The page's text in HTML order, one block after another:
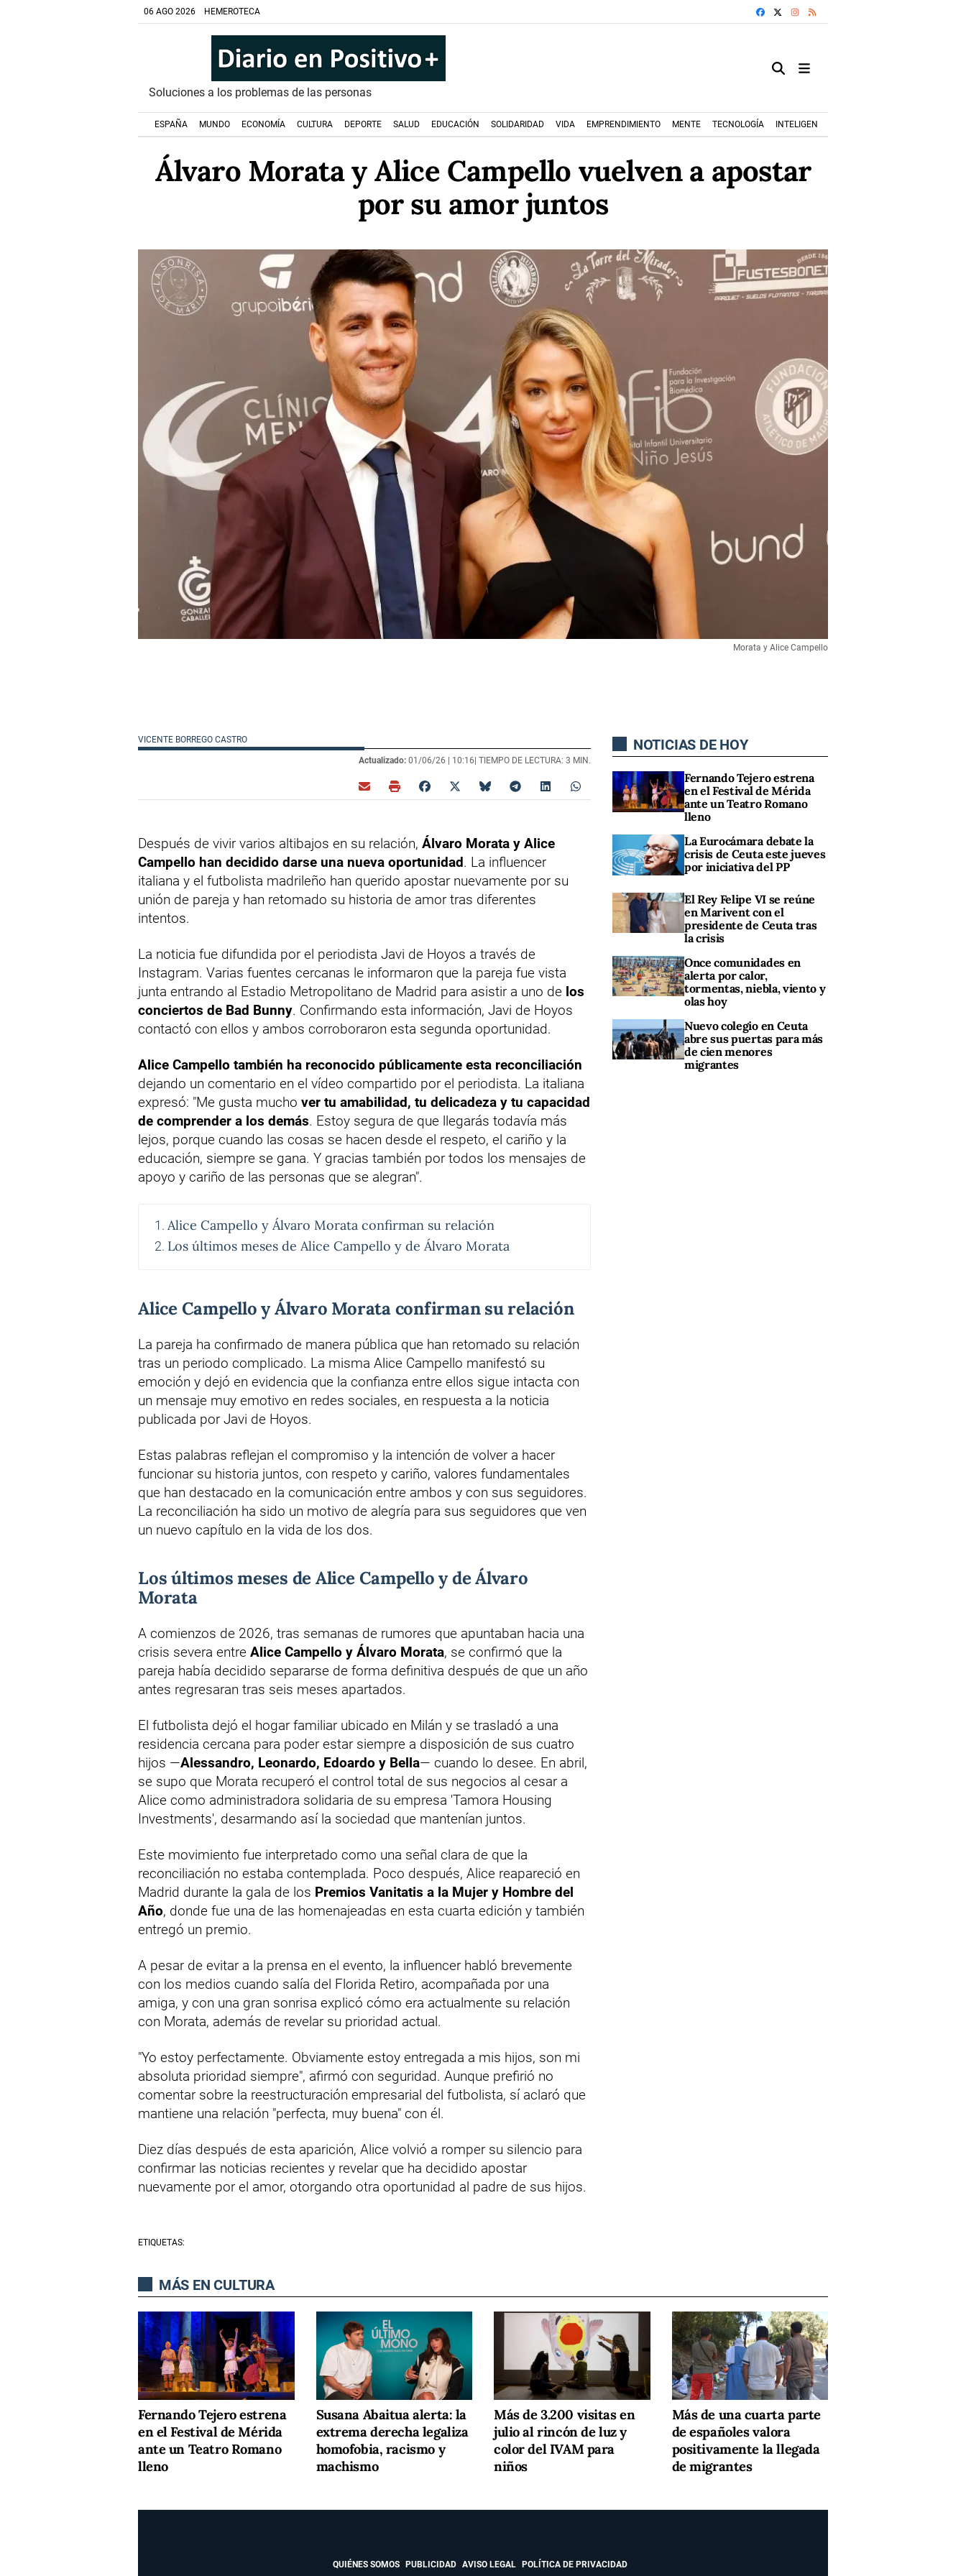
06 AGO 2026 HEMEROTECA FACEBOOKINSTAGRAM
Soluciones a los problemas de las personas
ESPAÑA MUNDO ECONOMÍA CULTURA DEPORTE SALUD EDUCACIÓN SOLIDARIDAD VIDA EMPRENDIMIENTO MENTE TECNOLOGÍA INTELIGENCIA ARTIFICIAL
Álvaro Morata y Alice Campello vuelven a apostar
por su amor juntos
Morata y Alice Campello
VICENTE BORREGO CASTRO
Actualizado: 01/06/26 | 10:16 | TIEMPO DE LECTURA: 3 MIN.
Después de vivir varios altibajos en su relación, Álvaro Morata y Alice
Campello han decidido darse una nueva oportunidad. La influencer
italiana y el futbolista madrileño han querido apostar nuevamente por su
unión de pareja y han retomado su historia de amor tras diferentes
intentos.
La noticia fue difundida por el periodista Javi de Hoyos a través de
Instagram. Varias fuentes cercanas le informaron que la pareja fue vista
junta entrando al Estadio Metropolitano de Madrid para asistir a uno de los
conciertos de Bad Bunny. Confirmando esta información, Javi de Hoyos
contactó con ellos y ambos corroboraron esta segunda oportunidad.
Alice Campello también ha reconocido públicamente esta reconciliación
dejando un comentario en el vídeo compartido por el periodista. La italiana
expresó: "Me gusta mucho ver tu amabilidad, tu delicadeza y tu capacidad
de comprender a los demás. Estoy segura de que llegarás todavía más
lejos, porque cuando las cosas se hacen desde el respeto, el cariño y la
educación, siempre se gana. Y gracias también por todos los mensajes de
apoyo y cariño de las personas que se alegran".
Alice Campello y Álvaro Morata confirman su relación
Los últimos meses de Alice Campello y de Álvaro Morata
Alice Campello y Álvaro Morata confirman su relación
La pareja ha confirmado de manera pública que han retomado su relación
tras un periodo complicado. La misma Alice Campello manifestó su
emoción y dejó en evidencia que la confianza entre ellos sigue intacta con
un mensaje muy emotivo en redes sociales, en respuesta a la noticia
publicada por Javi de Hoyos.
Estas palabras reflejan el compromiso y la intención de volver a hacer
funcionar su historia juntos, con respeto y cariño, valores fundamentales
que han destacado en la comunicación entre ambos y con sus seguidores.
La reconciliación ha sido un motivo de alegría para sus seguidores que ven
un nuevo capítulo en la vida de los dos.
Los últimos meses de Alice Campello y de Álvaro
Morata
A comienzos de 2026, tras semanas de rumores que apuntaban hacia una
crisis severa entre Alice Campello y Álvaro Morata, se confirmó que la
pareja había decidido separarse de forma definitiva después de que un año
antes regresaran tras seis meses apartados.
El futbolista dejó el hogar familiar ubicado en Milán y se trasladó a una
residencia cercana para poder estar siempre a disposición de sus cuatro
hijos —Alessandro, Leonardo, Edoardo y Bella— cuando lo desee. En abril,
se supo que Morata recuperó el control total de sus negocios al cesar a
Alice como administradora solidaria de su empresa 'Tamora Housing
Investments', desarmando así la sociedad que mantenían juntos.
Este movimiento fue interpretado como una señal clara de que la
reconciliación no estaba contemplada. Poco después, Alice reapareció en
Madrid durante la gala de los Premios Vanitatis a la Mujer y Hombre del
Año, donde fue una de las homenajeadas en esta cuarta edición y también
entregó un premio.
A pesar de evitar a la prensa en el evento, la influencer habló brevemente
con los medios cuando salía del Florida Retiro, acompañada por una
amiga, y con una gran sonrisa explicó cómo era actualmente su relación
con Morata, además de revelar su prioridad actual.
"Yo estoy perfectamente. Obviamente estoy entregada a mis hijos, son mi
absoluta prioridad siempre", afirmó con seguridad. Aunque prefirió no
comentar sobre la reestructuración empresarial del futbolista, sí aclaró que
mantiene una relación "perfecta, muy buena" con él.
Diez días después de esta aparición, Alice volvió a romper su silencio para
confirmar las noticias recientes y revelar que ha decidido apostar
nuevamente por el amor, otorgando otra oportunidad al padre de sus hijos.
ETIQUETAS:
NOTICIAS DE HOY
Fernando Tejero estrena
en el Festival de Mérida
ante un Teatro Romano
lleno
La Eurocámara debate la
crisis de Ceuta este jueves
por iniciativa del PP
El Rey Felipe VI se reúne
en Marivent con el
presidente de Ceuta tras
la crisis
Once comunidades en
alerta por calor,
tormentas, niebla, viento y
olas hoy
Nuevo colegio en Ceuta
abre sus puertas para más
de cien menores
migrantes
MÁS EN CULTURA
Fernando Tejero estrena
en el Festival de Mérida
ante un Teatro Romano
lleno
Susana Abaitua alerta: la
extrema derecha legaliza
homofobia, racismo y
machismo
Más de 3.200 visitas en
julio al rincón de luz y
color del IVAM para
niños
Más de una cuarta parte
de españoles valora
positivamente la llegada
de migrantes
QUIÉNES SOMOS PUBLICIDAD AVISO LEGAL POLÍTICA DE PRIVACIDAD